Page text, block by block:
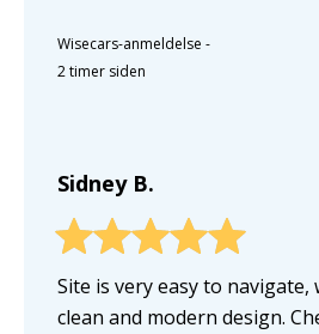
Wisecars-anmeldelse -
2 timer siden
Sidney B.
Site is very easy to navigate,
clean and modern design.